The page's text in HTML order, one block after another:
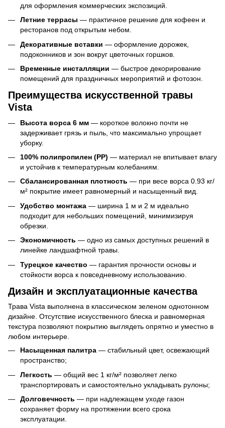
для оформления коммерческих экспозиций.
Летние террасы — практичное решение для кофеен и
ресторанов под открытым небом.
Декоративные вставки — оформление дорожек,
подоконников и зон вокруг цветочных горшков.
Временные инсталляции — быстрое декорирование
помещений для праздничных мероприятий и фотозон.
Преимущества искусственной травы
Vista
Высота ворса 6 мм — короткое волокно почти не
задерживает грязь и пыль, что максимально упрощает
уборку.
100% полипропилен (PP) — материал не впитывает влагу
и устойчив к температурным колебаниям.
Сбалансированная плотность — при весе ворса 0.93 кг/
м² покрытие имеет равномерный и насыщенный вид.
Удобство монтажа — ширина 1 м и 2 м идеально
подходит для небольших помещений, минимизируя
обрезки.
Экономичность — одно из самых доступных решений в
линейке ландшафтной травы.
Турецкое качество — гарантия прочности основы и
стойкости ворса к повседневному использованию.
Дизайн и эксплуатационные качества
Трава Vista выполнена в классическом зеленом однотонном
дизайне. Отсутствие искусственного блеска и равномерная
текстура позволяют покрытию выглядеть опрятно и уместно в
любом интерьере.
Насыщенная палитра — стабильный цвет, освежающий
пространство;
Легкость — общий вес 1 кг/м² позволяет легко
транспортировать и самостоятельно укладывать рулоны;
Долговечность — при надлежащем уходе газон
сохраняет форму на протяжении всего срока
эксплуатации.